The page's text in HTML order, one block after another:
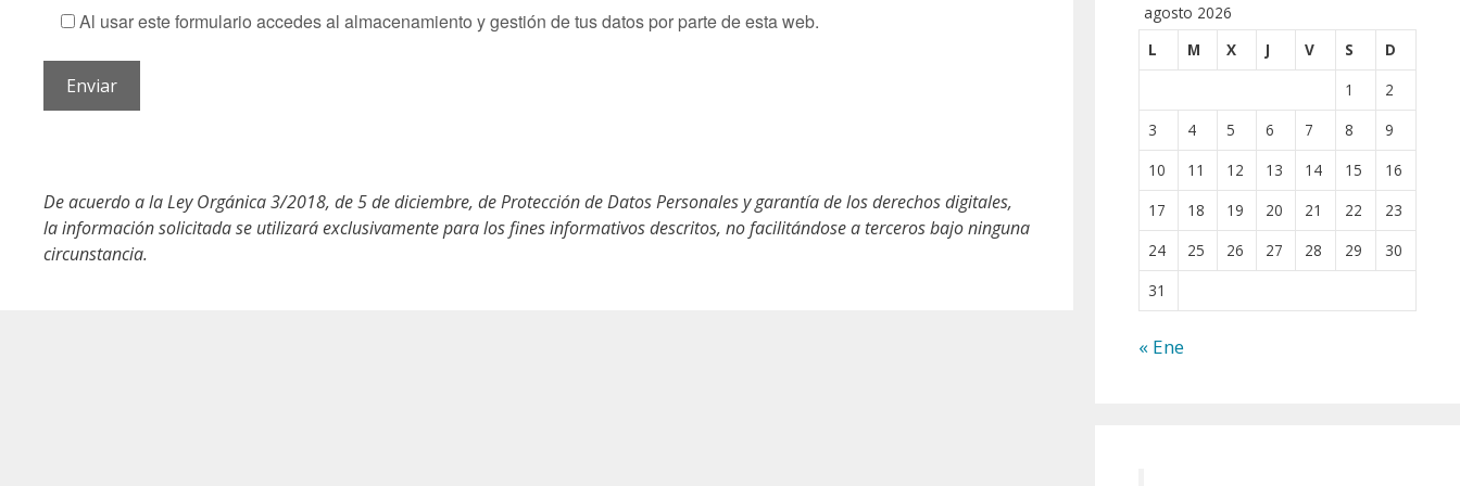
Al usar este formulario accedes al almacenamiento y gestión de tus datos por parte de esta web.
De acuerdo a la Ley Orgánica 3/2018, de 5 de diciembre, de Protección de Datos Personales y garantía de los derechos digitales,
la información solicitada se utilizará exclusivamente para los fines informativos descritos, no facilitándose a terceros bajo ninguna
circunstancia.
agosto 2026
L
M X J V S
D
1
2
3
4 5 6 7 8
9
10
11 12 13 14 15
16
17
18 19 20 21 22
23
24
25 26 27 28 29
30
31
« Ene